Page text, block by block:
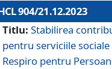
904/21.12.2023
Titlu: Stabilirea
pentru serviciile
Respiro pentru